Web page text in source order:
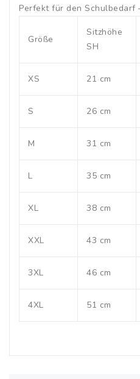
Perfekt für den Schulbedarf
Größe
Sitzhöhe
SH
XS 21 cm
S 26 cm
M 31 cm
L 35 cm
XL 38 cm
XXL 43 cm
3XL 46 cm
4XL 51 cm